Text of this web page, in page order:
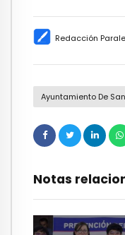
Redacción
Ayuntamiento De
Notas